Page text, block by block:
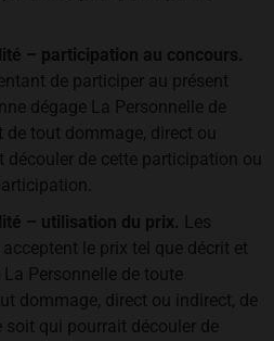
– participation au concours.
de participer au présent
dégage La Personnelle de
tout dommage, direct ou
découler de cette participation ou
– utilisation du prix. Les
le prix tel que décrit et
Personnelle de toute
dommage, direct ou indirect, de
soit qui pourrait découler de